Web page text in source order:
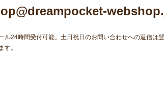
ル24時間受付可能。土日祝日のお問い合わせへの返信は
す。